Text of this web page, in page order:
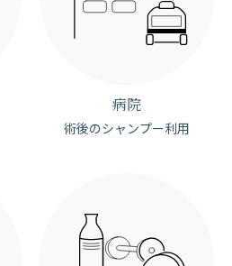
病院
術後のシャンプー利用